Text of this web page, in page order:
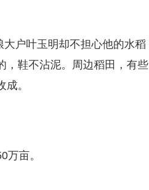
户叶玉明却不担心他的水稻
，鞋不沾泥。周边稻田，有些
。
亩。